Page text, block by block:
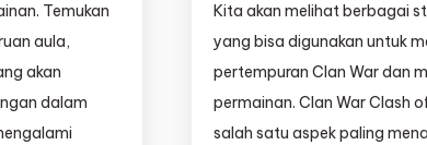
Temukan
aula,
akan
dalam
Kita akan melihat berbagai
yang bisa digunakan untuk
pertempuran Clan War dan
permainan. Clan War Clash
salah satu aspek paling